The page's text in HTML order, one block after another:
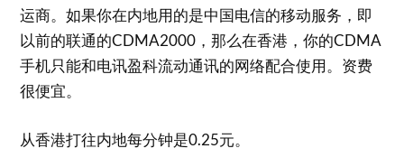
运商。如果你在内地用的是中国电信的移动服务，即
以前的联通的CDMA2000，那么在香港，你的CDMA
手机只能和电讯盈科流动通讯的网络配合使用。资费
很便宜。
从香港打往内地每分钟是0.25元。